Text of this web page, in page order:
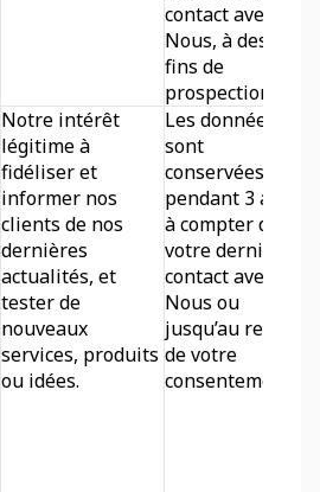
contact avec
Nous, à des
fins de
prospection.
Notre intérêt
légitime à
fidéliser et
informer nos
clients de nos
dernières
actualités, et
tester de
nouveaux
services, produits
ou idées.
Les données
sont
conservées
pendant 3 ans
à compter de
votre dernier
contact avec
Nous ou
jusqu’au retrait
de votre
consentement.